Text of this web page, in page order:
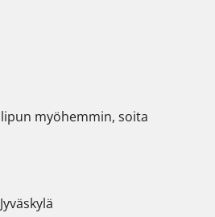
myöhemmin, soita
Jyväskylä